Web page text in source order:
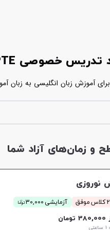
و زمان‌های آزاد شما
نوروزی
آزمایشی 30,000 توما
ن